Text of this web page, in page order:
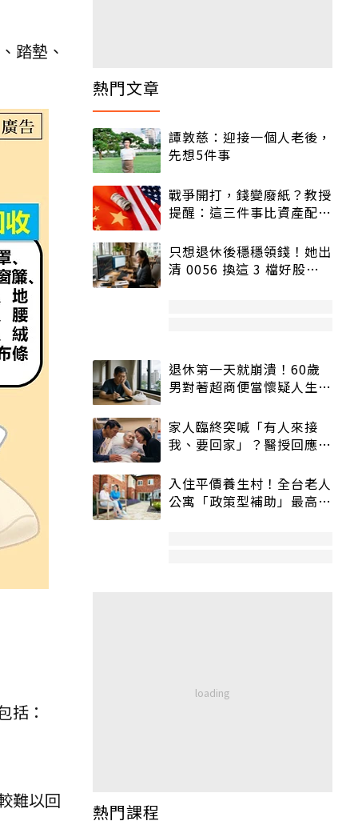
踏墊、
括：
難以回
熱門文章
譚敦慈：迎接一個人老後，
先想5件事
戰爭開打，錢變廢紙？教授
提醒：這三件事比資產配置
只想退休後穩穩領錢！她出
清 0056 換這 3 檔好股：
退休第一天就崩潰！60歲
男對著超商便當懷疑人生
家人臨終突喊「有人來接
我、要回家」？醫授回應方
入住平價養生村！全台老人
公寓「政策型補助」最高打
熱門課程